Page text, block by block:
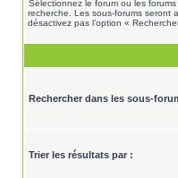
Sélectionnez le forum ou les
recherche. Les sous-forums seront
désactivez pas l’option «
Rechercher dans les sous-
Trier les résultats par :